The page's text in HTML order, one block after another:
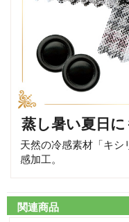
蒸し暑い夏日に
天然の冷感素材「キ
感加工。
関連商品